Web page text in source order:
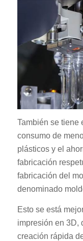
También se tiene
consumo de
plásticos y el
fabricación
fabricación del
denominado
Esto se está
impresión en 3D,
creación rápida